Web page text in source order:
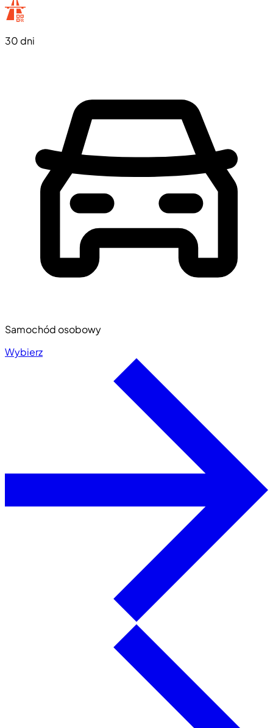
30 dni
Samochód osobowy
Wybierz